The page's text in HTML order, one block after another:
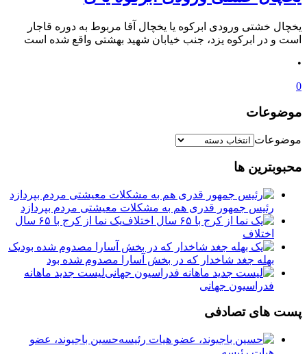
یخچال خشتی ورودی ابرکوه یا یخچال آقا مربوط به دوره قاجار
است و در ابرکوه یزد، جنب خیابان شهید بهشتی واقع شده است
•
0
موضوعات
موضوعات
محبوبترین ها
رئیس جمهور قدری هم به مشکلات معیشتی مردم بپردازد
یک نما از کرج با ۶۵ سال
اختلاف
یک
بهله جغد شاخدار که در بخش آسارا مصدوم شده بود
لیست جدید ماهانه
فدراسیون جهانی
پست های تصادفی
حسین باجیوند، عضو